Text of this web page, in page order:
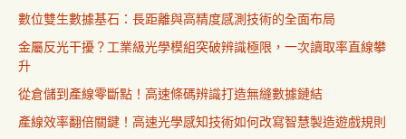
數位雙生數據基石：長距離與高精度感測技術的全面布局
金屬反光干擾？工業級光學模組突破辨識極限，一次讀取率直線攀
升
從倉儲到產線零斷點！高速條碼辨識打造無縫數據鏈結
產線效率翻倍關鍵！高速光學感知技術如何改寫智慧製造遊戲規則